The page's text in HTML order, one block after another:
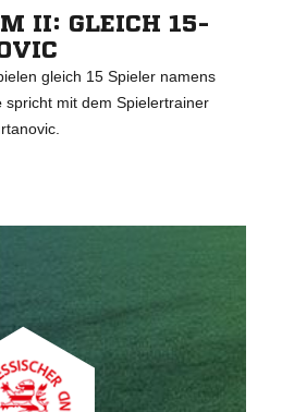
II: GLEICH 15-
gleich 15 Spieler namens
spricht mit dem Spielertrainer